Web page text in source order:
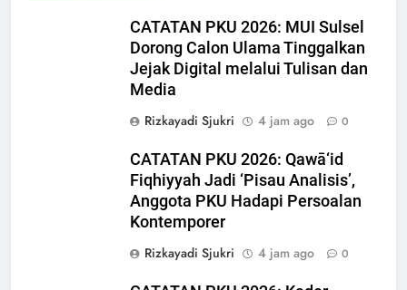
CATATAN PKU 2026: MUI Sulsel
Dorong Calon Ulama Tinggalkan
Jejak Digital melalui Tulisan dan
Media
Rizkayadi Sjukri
4 jam ago 0
CATATAN PKU 2026: Qawā‘id
Fiqhiyyah Jadi ‘Pisau Analisis’,
Anggota PKU Hadapi Persoalan
Kontemporer
Rizkayadi Sjukri
4 jam ago 0
CATATAN PKU 2026: Perdalam
Qawaʿid Fiqhiyyah, Arham
Bekal untuk Mengabdi
NEWS